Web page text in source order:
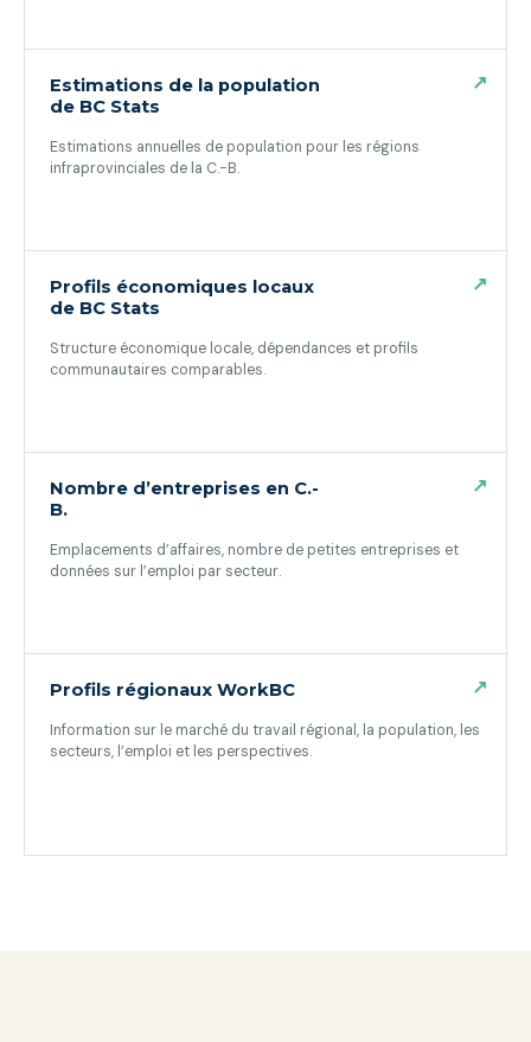
Estimations de la population
de BC Stats
Estimations annuelles de population pour les régions
infraprovinciales de la C.-B.
↗
Profils économiques locaux
de BC Stats
Structure économique locale, dépendances et profils
communautaires comparables.
↗
Nombre d’entreprises en C.-
B.
Emplacements d’affaires, nombre de petites entreprises et
données sur l’emploi par secteur.
↗
Profils régionaux WorkBC
Information sur le marché du travail régional, la population, les
secteurs, l’emploi et les perspectives.
↗